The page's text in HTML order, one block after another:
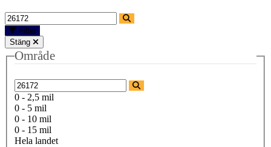
Filter
Stäng
Område
0 - 2,5 mil
0 - 5 mil
0 - 10 mil
0 - 15 mil
Hela landet